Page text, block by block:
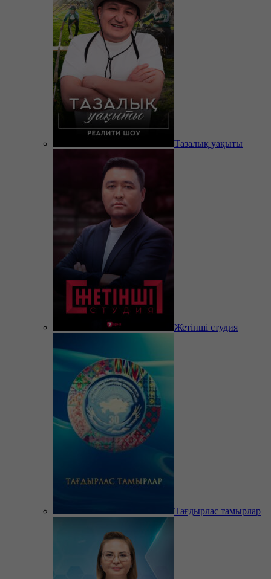
Тазалық уақыты
Жетінші студия
Тағдырлас тамырлар